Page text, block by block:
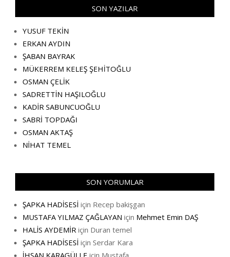
SON YAZILAR
YUSUF TEKİN
ERKAN AYDIN
ŞABAN BAYRAK
MÜKERREM KELEŞ ŞEHİTOĞLU
OSMAN ÇELİK
SADRETTİN HAŞILOĞLU
KADİR SABUNCUOĞLU
SABRİ TOPDAĞI
OSMAN AKTAŞ
NİHAT TEMEL
SON YORUMLAR
ŞAPKA HADİSESİ için Recep bakişgan
MUSTAFA YILMAZ ÇAĞLAYAN için Mehmet Emin DAŞ
HALİS AYDEMİR için Duran temel
ŞAPKA HADİSESİ için Serdar Kara
İHSAN KARAGÜLLE için Mustafa